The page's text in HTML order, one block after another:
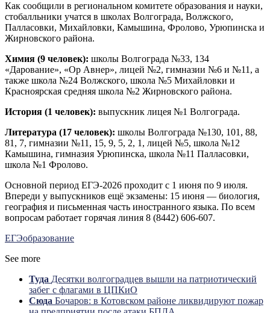
Как сообщили в региональном комитете образования и науки,
стобалльники учатся в школах Волгограда, Волжского,
Палласовки, Михайловки, Камышина, Фролово, Урюпинска и
Жирновского района.
Химия (9 человек): школы Волгограда №33, 134
«Дарование», «Ор Авнер», лицей №2, гимназии №6 и №11, а
также школа №24 Волжского, школа №5 Михайловки и
Красноярская средняя школа №2 Жирновского района.
История (1 человек): выпускник лицея №1 Волгограда.
Литература (17 человек): школы Волгограда №130, 101, 88,
81, 7, гимназии №11, 15, 9, 5, 2, 1, лицей №5, школа №12
Камышина, гимназия Урюпинска, школа №11 Палласовки,
школа №1 Фролово.
Основной период ЕГЭ-2026 проходит с 1 июня по 9 июля.
Впереди у выпускников ещё экзамены: 15 июня — биология,
география и письменная часть иностранного языка. По всем
вопросам работает горячая линия 8 (8442) 606-607.
ЕГЭобразование
See more
Туда Десятки волгоградцев вышли на патриотический
забег с флагами в ЦПКиО
Сюда Бочаров: в Котовском районе ликвидируют пожар